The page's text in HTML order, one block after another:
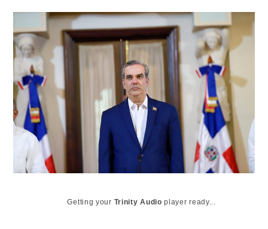
Getting your Trinity Audio player ready...